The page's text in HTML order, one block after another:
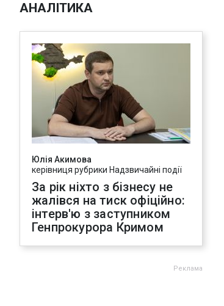
АНАЛІТИКА
Юлія Акимова
керівниця рубрики Надзвичайні події
За рік ніхто з бізнесу не
жалівся на тиск офіційно:
інтерв'ю з заступником
Генпрокурора Кримом